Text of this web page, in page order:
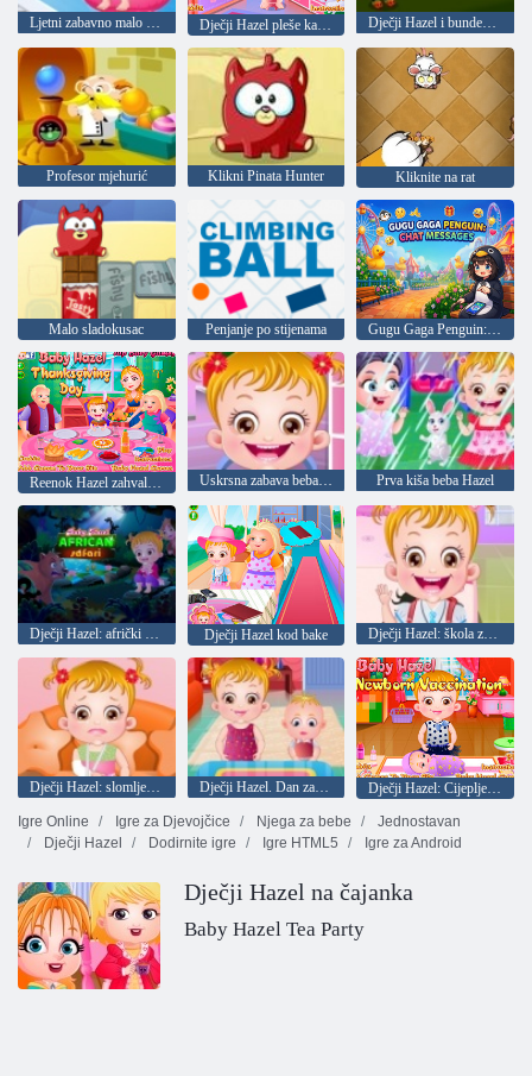
Ljetni zabavno malo kestenjaste Dječji Hazel pleše kao balerina Dječji Hazel i bundeva stranka
Profesor mjehurić Klikni Pinata Hunter Kliknite na rat
Malo sladokusac Penjanje po stijenama Gugu Gaga Penguin: Poruke chata
Uskrsna zabava beba Hazel Prva kiša beba Hazel
Dječji Hazel: afrički safari Dječji Hazel kod bake Dječji Hazel: škola zdravstvenog
Dječji Hazel: slomljena ruka Dječji Hazel. Dan zahvalnosti za odmor
Dječji Hazel: Cijepljenje novorođenčeta
Igre Online
Igre za Djevojčice Njega za bebe
Jednostavan
Dječji Hazel
Dodirnite igre Igre HTML5 Igre za Android
Dječji Hazel na čajanka
Baby Hazel Tea Party